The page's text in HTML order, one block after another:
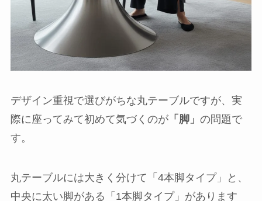
デザイン重視で選びがちな丸テーブルですが、実
際に座ってみて初めて気づくのが「脚」 の問題で
す。
丸テーブルには大きく分けて「4本脚タイプ」と、
中央に太い脚がある「1本脚タイプ」があります